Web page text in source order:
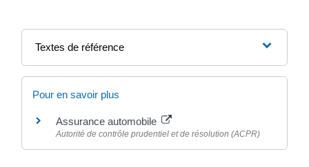
Textes de référence
Pour en savoir plus
Assurance automobile
Autorité de contrôle prudentiel et de résolution (ACPR)